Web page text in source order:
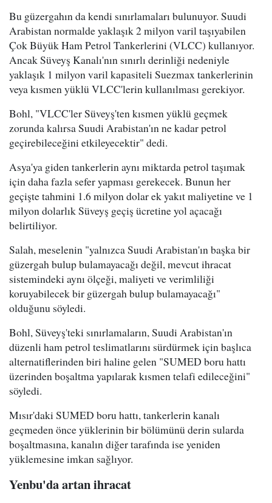
Bu güzergahın da kendi sınırlamaları bulunuyor. Suudi
Arabistan normalde yaklaşık 2 milyon varil taşıyabilen
Çok Büyük Ham Petrol Tankerlerini (VLCC) kullanıyor.
Ancak Süveyş Kanalı'nın sınırlı derinliği nedeniyle
yaklaşık 1 milyon varil kapasiteli Suezmax tankerlerinin
veya kısmen yüklü VLCC'lerin kullanılması gerekiyor.
Bohl, "VLCC'ler Süveyş'ten kısmen yüklü geçmek
zorunda kalırsa Suudi Arabistan'ın ne kadar petrol
geçirebileceğini etkileyecektir" dedi.
Asya'ya giden tankerlerin aynı miktarda petrol taşımak
için daha fazla sefer yapması gerekecek. Bunun her
geçişte tahmini 1.6 milyon dolar ek yakıt maliyetine ve 1
milyon dolarlık Süveyş geçiş ücretine yol açacağı
belirtiliyor.
Salah, meselenin "yalnızca Suudi Arabistan'ın başka bir
güzergah bulup bulamayacağı değil, mevcut ihracat
sistemindeki aynı ölçeği, maliyeti ve verimliliği
koruyabilecek bir güzergah bulup bulamayacağı"
olduğunu söyledi.
Bohl, Süveyş'teki sınırlamaların, Suudi Arabistan'ın
düzenli ham petrol teslimatlarını sürdürmek için başlıca
alternatiflerinden biri haline gelen "SUMED boru hattı
üzerinden boşaltma yapılarak kısmen telafi edileceğini"
söyledi.
Mısır'daki SUMED boru hattı, tankerlerin kanalı
geçmeden önce yüklerinin bir bölümünü derin sularda
boşaltmasına, kanalın diğer tarafında ise yeniden
yüklemesine imkan sağlıyor.
Yenbu'da artan ihracat